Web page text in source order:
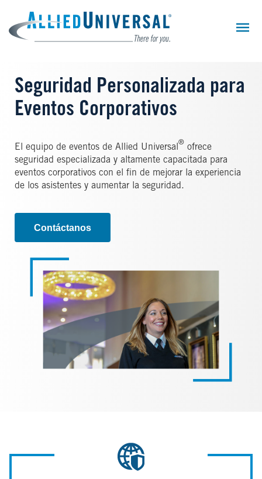
main
content
Seguridad Personalizada para
Eventos Corporativos
El equipo de eventos de Allied Universal ® ofrece
seguridad especializada y altamente capacitada para
eventos corporativos con el fin de mejorar la experiencia
de los asistentes y aumentar la seguridad.
Contáctanos